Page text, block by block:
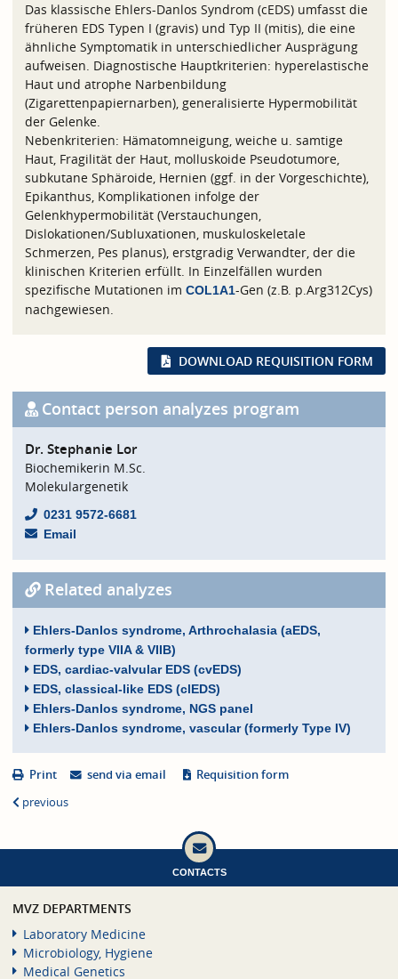
Das klassische Ehlers-Danlos Syndrom (cEDS) umfasst die
früheren EDS Typen I (gravis) und Typ II (mitis), die eine
ähnliche Symptomatik in unterschiedlicher Ausprägung
aufweisen. Diagnostische Hauptkriterien: hyperelastische
Haut und atrophe Narbenbildung
(Zigarettenpapiernarben), generalisierte Hypermobilität
der Gelenke.
Nebenkriterien: Hämatomneigung, weiche u. samtige
Haut, Fragilität der Haut, molluskoide Pseudotumore,
subkutane Sphäroide, Hernien (ggf. in der Vorgeschichte),
Epikanthus, Komplikationen infolge der
Gelenkhypermobilität (Verstauchungen,
Dislokationen/Subluxationen, muskuloskeletale
Schmerzen, Pes planus), erstgradig Verwandter, der die
klinischen Kriterien erfüllt. In Einzelfällen wurden
spezifische Mutationen im COL1A1-Gen (z.B. p.Arg312Cys)
nachgewiesen.
DOWNLOAD REQUISITION FORM
Contact person analyzes program
Dr. Stephanie Lor
Biochemikerin M.Sc.
Molekulargenetik
0231 9572-6681
Email
Related analyzes
Ehlers-Danlos syndrome, Arthrochalasia (aEDS,
formerly type VIIA & VIIB)
EDS, cardiac-valvular EDS (cvEDS)
EDS, classical-like EDS (clEDS)
Ehlers-Danlos syndrome, NGS panel
Ehlers-Danlos syndrome, vascular (formerly Type IV)
Print send via email
Requisition form
previous
CONTACTS
MVZ DEPARTMENTS
Laboratory Medicine
Microbiology, Hygiene
Medical Genetics